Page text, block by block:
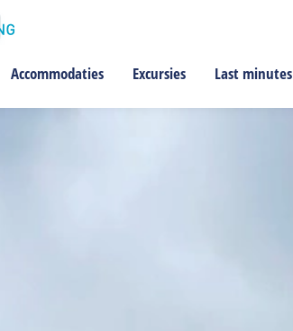
Accommodaties Excursies Last minutes